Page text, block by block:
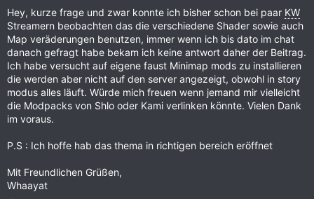
Hey, kurze frage und zwar konnte ich bisher schon bei paar KW
Streamern beobachten das die verschiedene Shader sowie auch
Map veräderungen benutzen, immer wenn ich bis dato im chat
danach gefragt habe bekam ich keine antwort daher der Beitrag.
Ich habe versucht auf eigene faust Minimap mods zu installieren
die werden aber nicht auf den server angezeigt, obwohl in story
modus alles läuft. Würde mich freuen wenn jemand mir vielleicht
die Modpacks von Shlo oder Kami verlinken könnte. Vielen Dank
im voraus.
P.S : Ich hoffe hab das thema in richtigen bereich eröffnet
Mit Freundlichen Grüßen,
Whaayat